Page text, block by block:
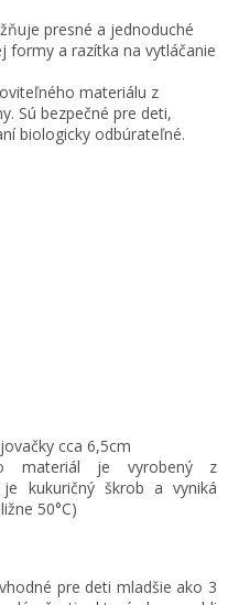
presné a jednoduché
formy a razítka na vytláčanie
materiálu z
Sú bezpečné pre deti,
biologicky odbúrateľné.
cca 6,5cm
materiál je vyrobený z
kukuričný škrob a vyniká
50°C)
pre deti mladšie ako 3